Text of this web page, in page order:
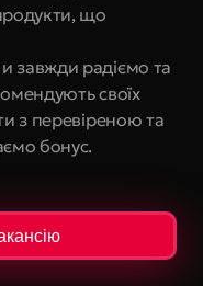
що
завжди радіємо та
своїх
з перевіреною та
бонус.